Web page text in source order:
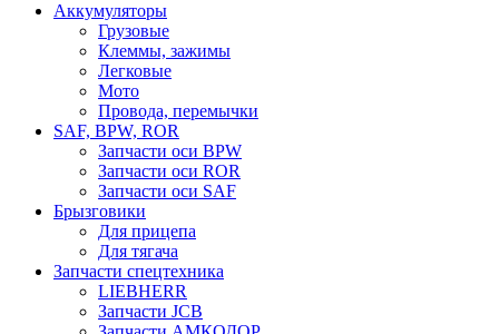
Аккумуляторы
Грузовые
Клеммы, зажимы
Легковые
Мото
Провода, перемычки
SAF, BPW, ROR
Запчасти оси BPW
Запчасти оси ROR
Запчасти оси SAF
Брызговики
Для прицепа
Для тягача
Запчасти спецтехника
LIEBHERR
Запчасти JCB